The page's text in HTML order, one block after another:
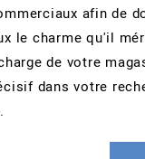
afin de
le charme qu'il
de votre
dans votre